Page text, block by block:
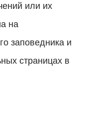
или их
на
заповедника и
страницах в